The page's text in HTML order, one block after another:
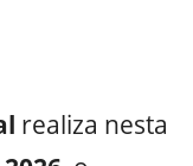
realiza nesta